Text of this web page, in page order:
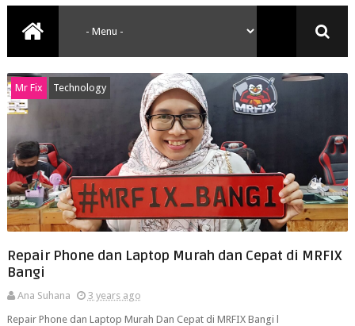
Mr Fix Technology
Repair Phone dan Laptop Murah dan Cepat di MRFIX
Bangi
Ana Suhana
3 years ago
Repair Phone dan Laptop Murah Dan Cepat di MRFIX Bangi l